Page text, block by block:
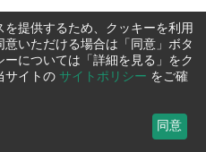
提供するため、クッキーを利用
いただける場合は「同意」ボタ
については「詳細を見る」をク
サイトの サイトポリシー をご確
同意